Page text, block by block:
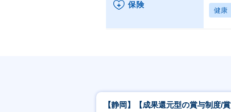
保険
健康
【静岡】【成果還元型の賞与制度/賞